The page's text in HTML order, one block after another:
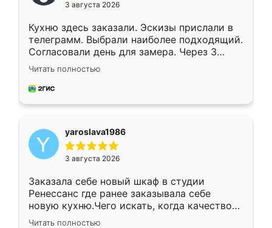
3 августа 2026
Кухню здесь заказали. Эскизы прислали в
телеграмм. Выбрали наиболее подходящий.
Согласовали день для замера. Через 3
недели кухня была уже готова. Остались
довольны работой. Спасибо Ренессанс
мебель за качественную работу!
Читать полностью
yaroslava1986
3 августа 2026
Заказала себе новый шкаф в студии
Ренессанс где ранее заказывала себе
новую кухню.Чего искать, когда качеством
вполне довольна. Служит кухня уже почти
Читать полностью